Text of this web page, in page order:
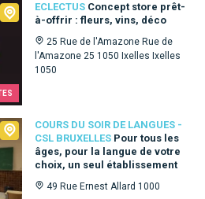
ECLECTUS Concept store prêt-
à-offrir : fleurs, vins, déco
25 Rue de l'Amazone Rue de
l'Amazone 25 1050 Ixelles Ixelles
1050
COURS DU SOIR DE LANGUES -
CSL BRUXELLES Pour tous les
âges, pour la langue de votre
choix, un seul établissement
49 Rue Ernest Allard 1000
- CSL Bruxelles